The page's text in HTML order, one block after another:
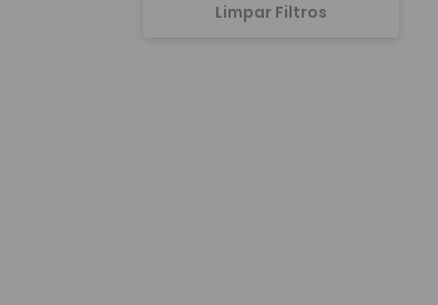
Limpar Filtros